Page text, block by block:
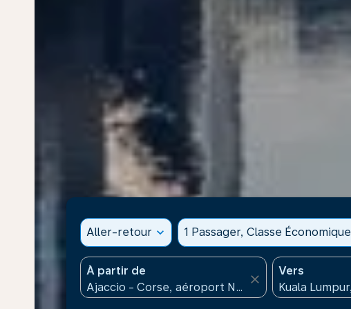
Aller-retour expand_more 1 Passager, Classe Économique
À partir de
close
Vers